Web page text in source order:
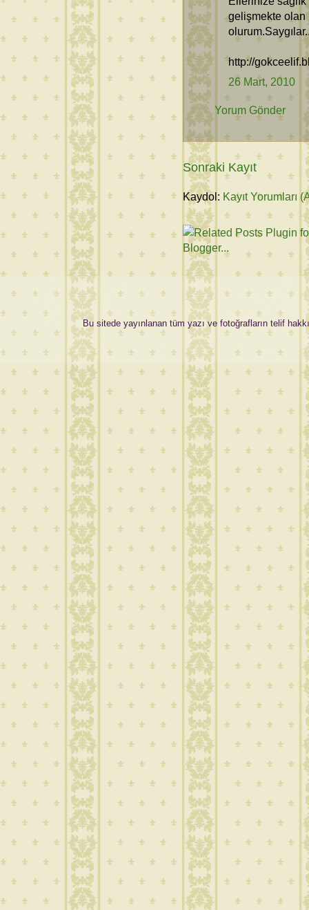
gelişmekte olan
http://
26 Mart, 2010
Yorum Gönder
Sonraki Kayıt
Kaydol: Kayıt Yorumları
Bu sitede yayınlanan tüm yazı ve fotoğrafların telif